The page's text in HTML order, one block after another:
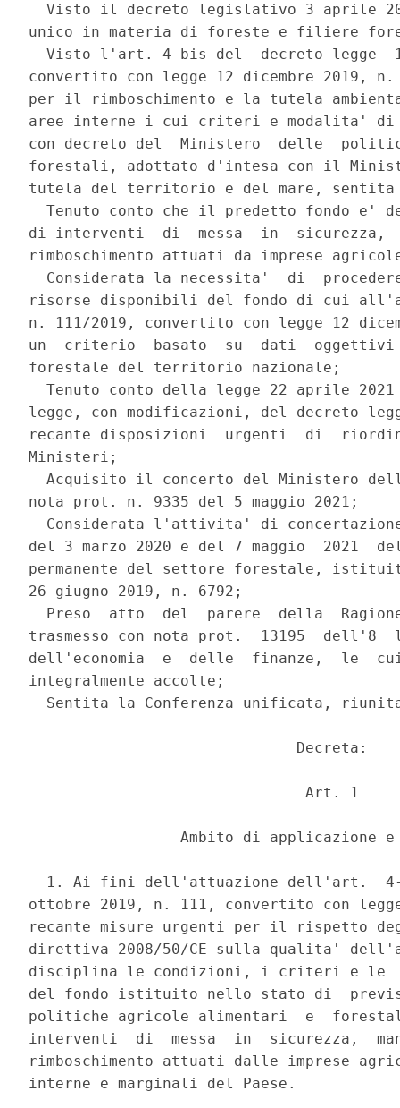
Visto il decreto legislativo 3 aprile
unico in materia di foreste e filiere
Visto l'art. 4-bis del  decreto-legge
convertito con legge 12 dicembre 2019,
per il rimboschimento e la tutela
aree interne i cui criteri e modalita'
con decreto del  Ministero  delle
forestali, adottato d'intesa con il
tutela del territorio e del mare, sentita
Tenuto conto che il predetto fondo e'
di interventi  di  messa  in  sicurezza,
rimboschimento attuati da imprese
Considerata la necessita'  di
risorse disponibili del fondo di cui
n. 111/2019, convertito con legge 12
un  criterio  basato  su  dati
forestale del territorio nazionale;
Tenuto conto della legge 22 aprile
legge, con modificazioni, del decreto-
recante disposizioni  urgenti  di
Ministeri;
Acquisito il concerto del Ministero
nota prot. n. 9335 del 5 maggio 2021;
Considerata l'attivita' di
del 3 marzo 2020 e del 7 maggio  2021
permanente del settore forestale,
26 giugno 2019, n. 6792;
Preso  atto  del  parere  della
trasmesso con nota prot.  13195  dell'8
dell'economia  e  delle  finanze,  le
integralmente accolte;
Sentita la Conferenza unificata,
                              Decreta:
                               Art. 1
Ambito di applicazione
1. Ai fini dell'attuazione dell'art.
ottobre 2019, n. 111, convertito con
recante misure urgenti per il rispetto
direttiva 2008/50/CE sulla qualita'
disciplina le condizioni, i criteri e le
del fondo istituito nello stato di
politiche agricole alimentari  e
interventi  di  messa  in  sicurezza,
rimboschimento attuati dalle imprese